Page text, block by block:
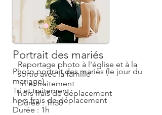
Portrait des mariés
Photo portrait des mariés (le jour du
mariage)
Tri et traitement
hors frais de déplacement
Durée : 1h
225,00
Reportage photo à l'église et à la
sortie avec la famille
Tri et traitement
hors frais de déplacement
Durée : 1h30